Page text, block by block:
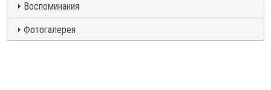
Воспоминания
Фотогалерея